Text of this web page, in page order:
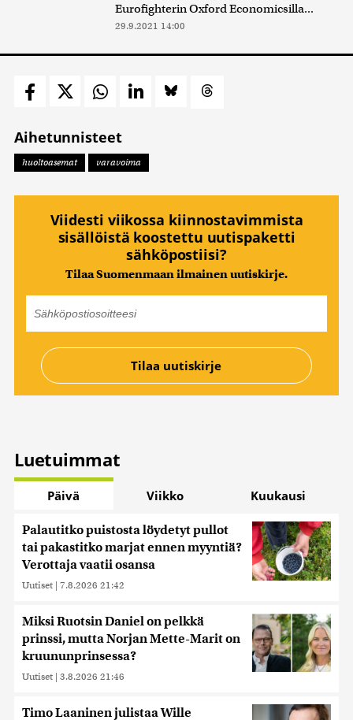
Eurofighterin Oxford Economicsilla...
29.9.2021 14:00
Aihetunnisteet
huoltoasemat varavoima
Viidesti viikossa kiinnostavimmista
sisällöistä koostettu uutispaketti
sähköpostiisi?
Tilaa Suomenmaan ilmainen uutiskirje.
Luetuimmat
Päivä Viikko Kuukausi
Palautitko puistosta löydetyt pullot
tai pakastitko marjat ennen myyntiä?
Verottaja vaatii osansa
Uutiset | 7.8.2026 21:42
Miksi Ruotsin Daniel on pelkkä
prinssi, mutta Norjan Mette-Marit on
kruununprinsessa?
Uutiset | 3.8.2026 21:46
Timo Laaninen julistaa Wille